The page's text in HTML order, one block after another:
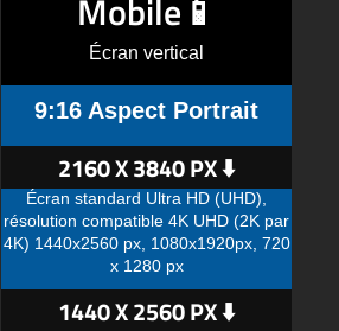
Mobile📱
Écran vertical
9:16 Aspect Portrait
2160 X 3840 PX ⬇️
Écran standard Ultra HD (UHD),
résolution compatible 4K UHD (2K par
4K) 1440x2560 px, 1080x1920px, 720
x 1280 px
1440 X 2560 PX ⬇️